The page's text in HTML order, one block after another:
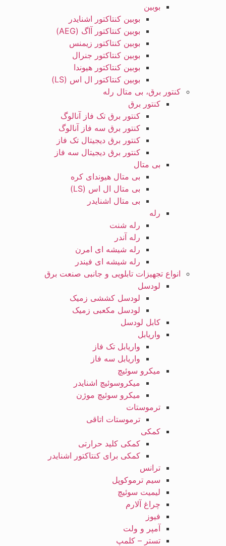
بوبین
بوبین کنتاکتور اشنایدر
بوبین کنتاکتور آاگ (AEG)
بوبین کنتاکتور زیمنس
بوبین کنتاکتور جنرال
بوبین کنتاکتور هیوندا
بوبین کنتاکتور ال اس (LS)
کنتور برق، بی متال رله
کنتور برق
کنتور برق تک فاز آنالوگ
کنتور برق سه فاز آنالوگ
کنتور برق دیجیتال تک فاز
کنتور برق دیجیتال سه فاز
بی متال
بی متال هیوندای کره
بی متال ال اس (LS)
بی متال اشنایدر
رله
رله شنت
رله آندر
رله شیشه ای امرن
رله شیشه ای فیندر
انواع تجهیزات تابلویی و جانبی صنعت برق
لودسل
لودسل کششی زمیک
لودسل مکعبی زمیک
کابل لودسل
واریابل
واریابل تک فاز
واریابل سه فاز
میکرو سوئیچ
میکروسوئیچ اشنایدر
میکرو سوئیچ موژن
ترموستات
ترموستات اتاقی
کمکی
کمکی کلید حرارتی
کمکی برای کنتاکتور اشنایدر
ترانس
سیم ترموکوپل
لیمیت سوئیچ
چراغ آلارم
فیوز
آمپر و ولت
تستر – کلمپ